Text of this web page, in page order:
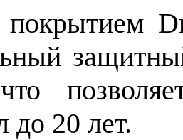
покрытием
до 20 лет.